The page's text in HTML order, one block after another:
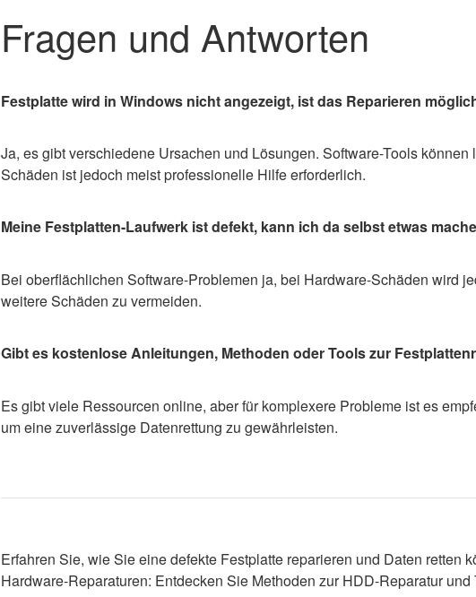
Fragen und Antworten
Festplatte wird in Windows nicht angezeigt, ist das Reparieren
Ja, es gibt verschiedene Ursachen und Lösungen. Software-Tools
Schäden ist jedoch meist professionelle Hilfe erforderlich.
Meine Festplatten-Laufwerk ist defekt, kann ich da selbst etwas
Bei oberflächlichen Software-Problemen ja, bei Hardware-Schäden wird
weitere Schäden zu vermeiden.
Gibt es kostenlose Anleitungen, Methoden oder Tools zur
Es gibt viele Ressourcen online, aber für komplexere Probleme ist es
um eine zuverlässige Datenrettung zu gewährleisten.
Erfahren Sie, wie Sie eine defekte Festplatte reparieren und Daten retten
Hardware-Reparaturen: Entdecken Sie Methoden zur HDD-Reparatur